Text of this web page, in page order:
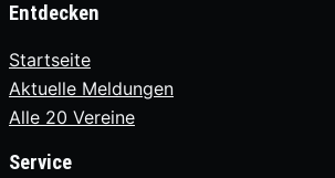
Entdecken
Startseite
Aktuelle Meldungen
Alle 20 Vereine
Service